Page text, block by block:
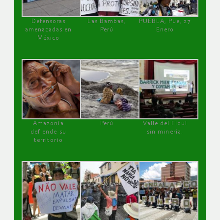
Defensoras
amenazadas en
México
Las Bambas,
Perú
PUEBLA, Pue, 27
Enero
Amazonía
defiende su
territorio
Perú
Valle del Elqui
sin minería.